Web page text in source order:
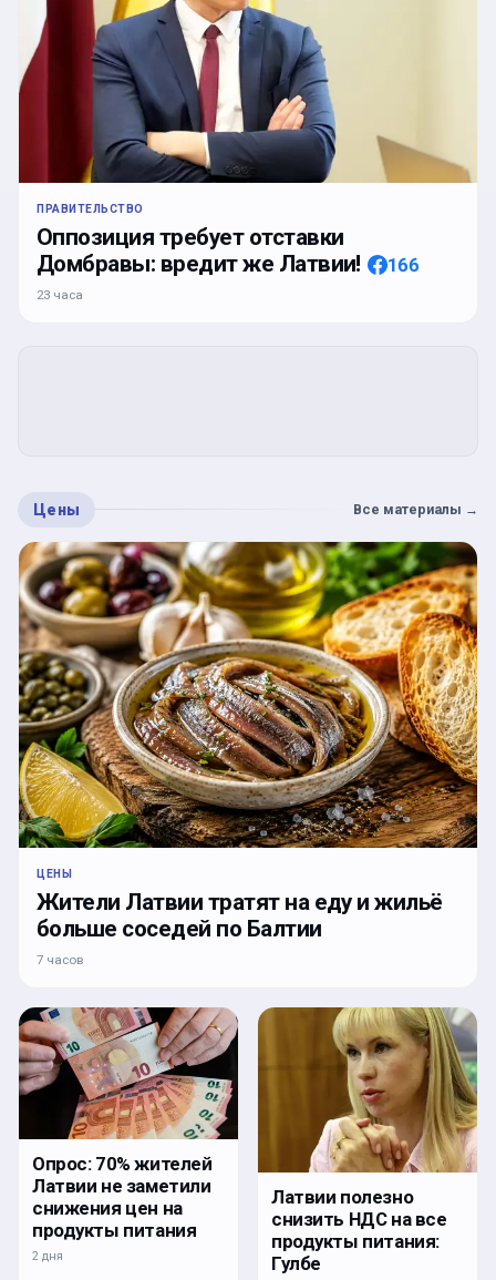
ПРАВИТЕЛЬСТВО
Оппозиция требует отставки
Домбравы: вредит же Латвии!
166
23 часа
Цены Все материалы →
ЦЕНЫ
Жители Латвии тратят на еду и жильё
больше соседей по Балтии
7 часов
Опрос: 70% жителей
Латвии не заметили
снижения цен на
продукты питания
2 дня
Латвии полезно
снизить НДС на все
продукты питания:
Гулбе